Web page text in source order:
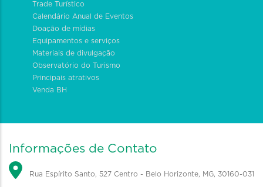
Trade Turístico
Calendário Anual de Eventos
Doação de mídias
Equipamentos e serviços
Materiais de divulgação
Observatório do Turismo
Principais atrativos
Venda BH
Informações de Contato
Rua Espírito Santo, 527 Centro - Belo Horizonte, MG, 30160-031